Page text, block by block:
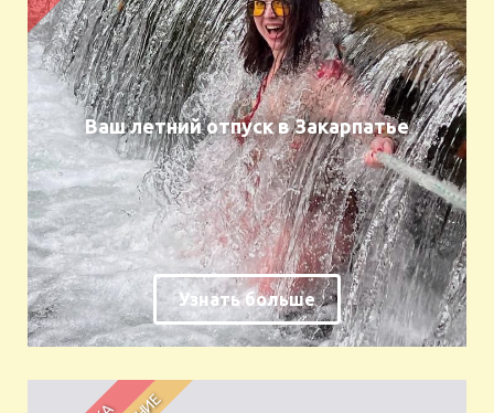
Ваш летний отпуск в Закарпатье
Узнать больше